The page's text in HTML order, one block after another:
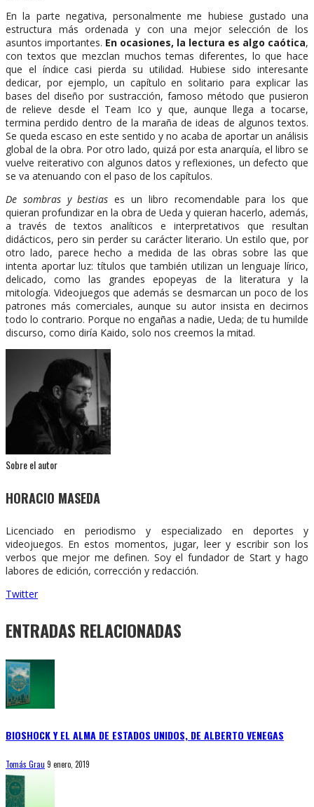
En la parte negativa, personalmente me hubiese gustado una
estructura más ordenada y con una mejor selección de los
asuntos importantes. En ocasiones, la lectura es algo caótica,
con textos que mezclan muchos temas diferentes, lo que hace
que el índice casi pierda su utilidad. Hubiese sido interesante
dedicar, por ejemplo, un capítulo en solitario para explicar las
bases del diseño por sustracción, famoso método que pusieron
de relieve desde el Team Ico y que, aunque llega a tocarse,
termina perdido dentro de la maraña de ideas de algunos textos.
Se queda escaso en este sentido y no acaba de aportar un análisis
global de la obra. Por otro lado, quizá por esta anarquía, el libro se
vuelve reiterativo con algunos datos y reflexiones, un defecto que
se va atenuando con el paso de los capítulos.
De sombras y bestias es un libro recomendable para los que
quieran profundizar en la obra de Ueda y quieran hacerlo, además,
a través de textos analíticos e interpretativos que resultan
didácticos, pero sin perder su carácter literario. Un estilo que, por
otro lado, parece hecho a medida de las obras sobre las que
intenta aportar luz: títulos que también utilizan un lenguaje lírico,
delicado, como las grandes epopeyas de la literatura y la
mitología. Videojuegos que además se desmarcan un poco de los
patrones más comerciales, aunque su autor insista en decirnos
todo lo contrario. Porque no engañas a nadie, Ueda; de tu humilde
discurso, como diría Kaido, solo nos creemos la mitad.
Sobre el autor
HORACIO MASEDA
Licenciado en periodismo y especializado en deportes y
videojuegos. En estos momentos, jugar, leer y escribir son los
verbos que mejor me definen. Soy el fundador de Start y hago
labores de edición, corrección y redacción.
Twitter
ENTRADAS RELACIONADAS
BIOSHOCK Y EL ALMA DE ESTADOS UNIDOS, DE ALBERTO VENEGAS
Tomás Grau 9 enero, 2019